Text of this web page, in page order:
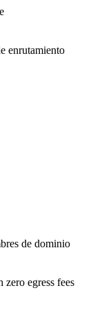
enrutamiento
de dominio
zero egress fees